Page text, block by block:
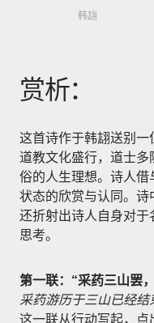
韩翃
赏析：
这首诗作于韩翃送别一
道教文化盛行，道士多
俗的人生理想。诗人
状态的欣赏与认同。诗
还折射出诗人自身对于
思考。
第一联：“采药三山罢
采药游历于三山已经结
这一联从行动写起，点